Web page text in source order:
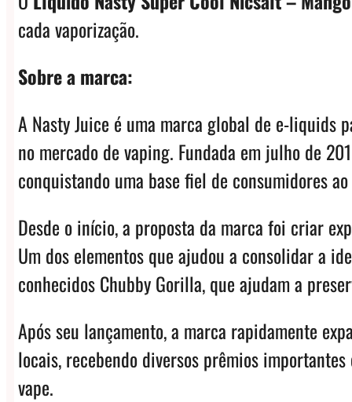
cada vaporização.
Sobre a marca:
A Nasty Juice é uma marca global de e-liquids
no mercado de vaping. Fundada em julho de
conquistando uma base fiel de consumidores
Desde o início, a proposta da marca foi criar
Um dos elementos que ajudou a consolidar a
conhecidos Chubby Gorilla, que ajudam a
Após seu lançamento, a marca rapidamente
locais, recebendo diversos prêmios
vape.